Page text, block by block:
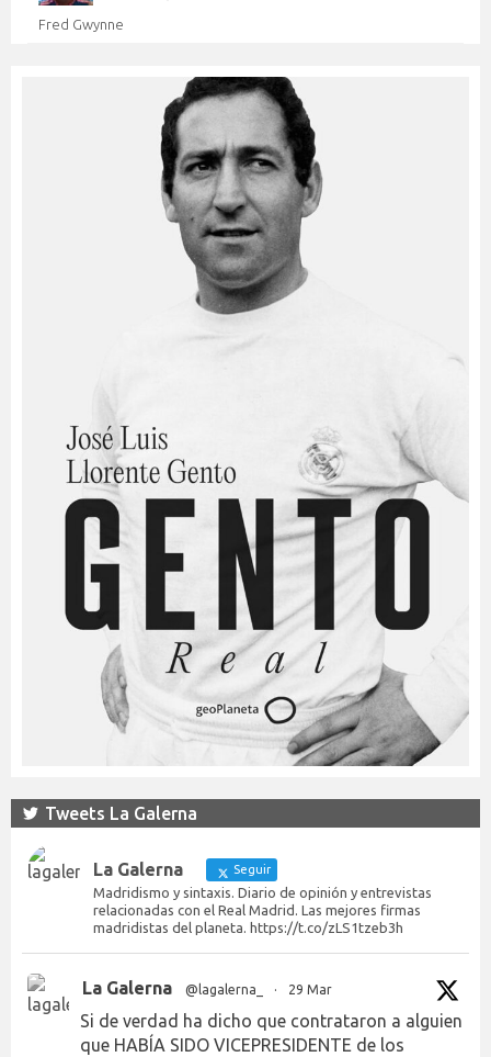
Fred Gwynne
Tweets La Galerna
La Galerna Seguir
Madridismo y sintaxis. Diario de opinión y entrevistas
relacionadas con el Real Madrid. Las mejores firmas
madridistas del planeta. https://t.co/zLS1tzeb3h
La Galerna @lagalerna_ · 29 Mar
Si de verdad ha dicho que contrataron a alguien
que HABÍA SIDO VICEPRESIDENTE de los